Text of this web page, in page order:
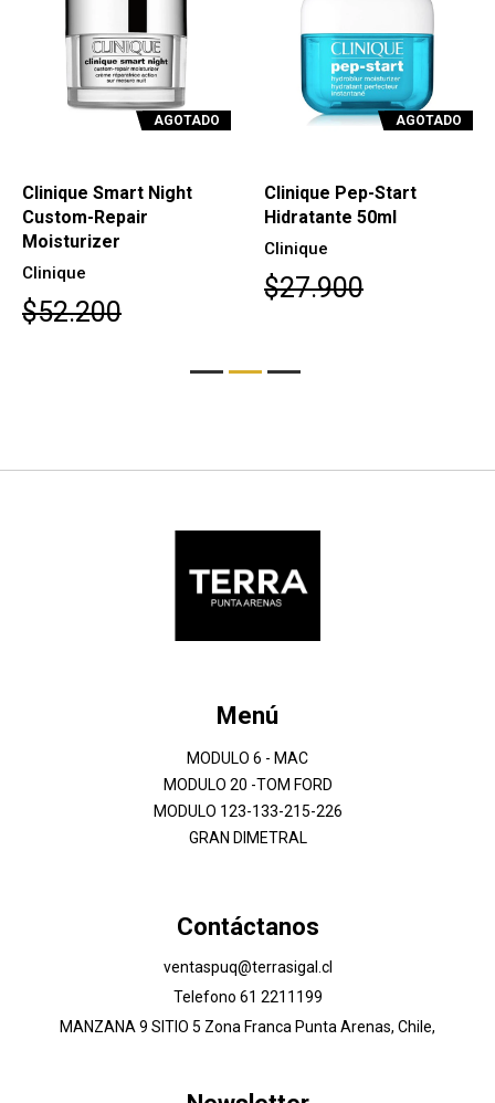
AGOTADO
Clinique Smart Night
Custom-Repair
Moisturizer
Clinique
$52.200
AGOTADO
Clinique Pep-Start
Hidratante 50ml
Clinique
$27.900
Menú
MODULO 6 - MAC
MODULO 20 -TOM FORD
MODULO 123-133-215-226
GRAN DIMETRAL
Contáctanos
ventaspuq@terrasigal.cl
Telefono 61 2211199
MANZANA 9 SITIO 5 Zona Franca Punta Arenas, Chile,